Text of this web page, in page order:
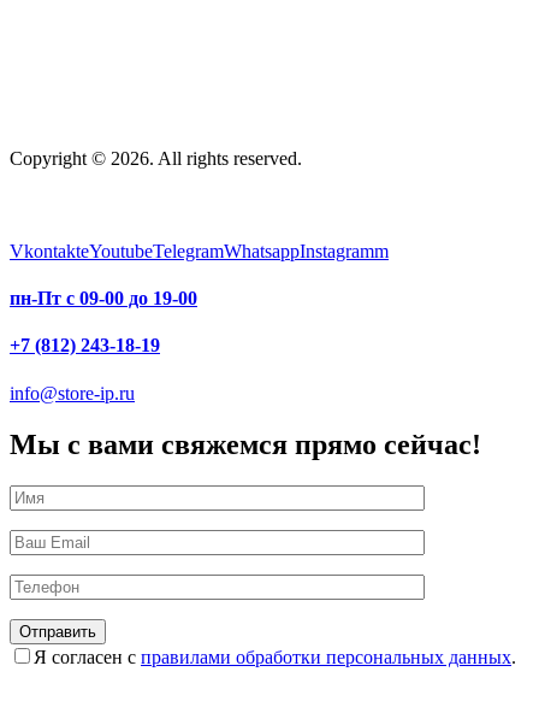
Copyright © 2026. All rights reserved.
VkontakteYoutubeTelegramWhatsappInstagramm
пн-Пт с 09-00 до 19-00
+7 (812) 243-18-19
info@store-ip.ru
Мы с вами свяжемся прямо сейчас!
Я согласен с правилами обработки персональных данных.